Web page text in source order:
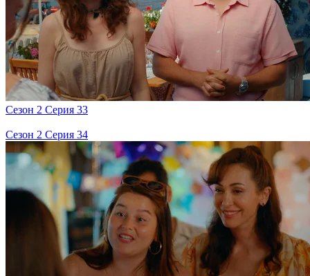
Сезон 2 Серия 33
Сезон 2 Серия 34